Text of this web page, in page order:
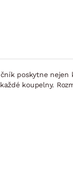
poskytne
koupelny.